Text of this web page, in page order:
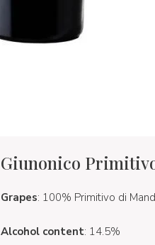
Giunonico
Grapes: 100% Primitivo di
Alcohol content: 14.5%